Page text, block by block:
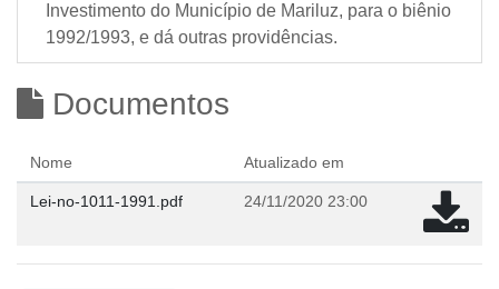
Investimento do Município de Mariluz, para o biênio
1992/1993, e dá outras providências.
Documentos
Nome Atualizado em
Lei-no-1011-1991.pdf 24/11/2020 23:00